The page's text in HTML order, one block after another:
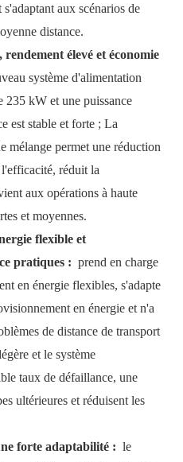
aux scénarios de
distance.
élevé et économie
système d'alimentation
235 kW et une puissance
est stable et forte ; La
mélange permet une réduction
réduit la
aux opérations à haute
et moyennes.
flexible et
pratiques : prend en charge
en énergie flexibles, s'adapte
en énergie et n'a
de distance de transport
et le système
taux de défaillance, une
ultérieures et réduisent les
forte adaptabilité : le